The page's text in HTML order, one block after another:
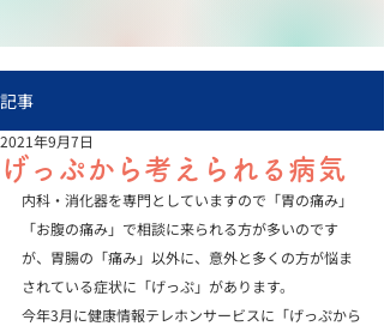
記事
げっぷから考えられる病気
2021年9月7日
内科・消化器を専門としていますので「胃の痛み」
「お腹の痛み」で相談に来られる方が多いのです
が、胃腸の「痛み」以外に、意外と多くの方が悩ま
されている症状に「げっぷ」があります。
今年3月に健康情報テレホンサービスに「げっぷから